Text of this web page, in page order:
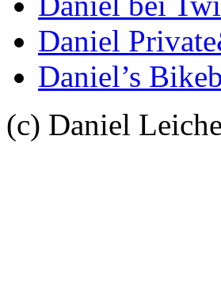
Daniel
Daniel’s
(c) Daniel